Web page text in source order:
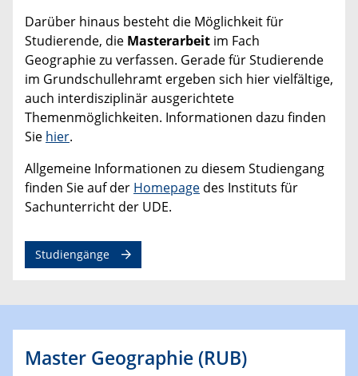
Darüber hinaus besteht die Möglichkeit für
Studierende, die Masterarbeit im Fach
Geographie zu verfassen. Gerade für Studierende
im Grundschullehramt ergeben sich hier vielfältige,
auch interdisziplinär ausgerichtete
Themenmöglichkeiten. Informationen dazu finden
Sie hier.
Allgemeine Informationen zu diesem Studiengang
finden Sie auf der Homepage des Instituts für
Sachunterricht der UDE.
Studiengänge
Master Geographie (RUB)